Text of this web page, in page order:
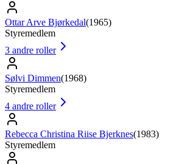
Ottar Arve Bjørkedal(1965)
Styremedlem
3 andre roller
Sølvi Dimmen(1968)
Styremedlem
4 andre roller
Rebecca Christina Riise Bjerknes(1983)
Styremedlem